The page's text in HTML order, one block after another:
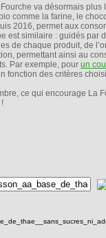
va désormais plus
comme la farine, le
2016, permet aux
est similaire : guidés par
de chaque produit, de
permettant ainsi au
Par exemple, pour un
fonction des critères
ce qui encourage La